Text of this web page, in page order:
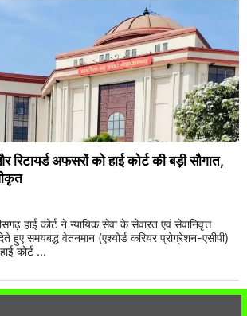
रिटायर्ड अफसरों को हाई कोर्ट की बड़ी सौगात,
हाई कोर्ट ने न्यायिक सेवा के सेवारत एवं सेवानिवृत्त
हुए समयबद्ध वेतनमान (एश्योर्ड करियर प्रोग्रेशन-एसीपी)
कोर्ट ...